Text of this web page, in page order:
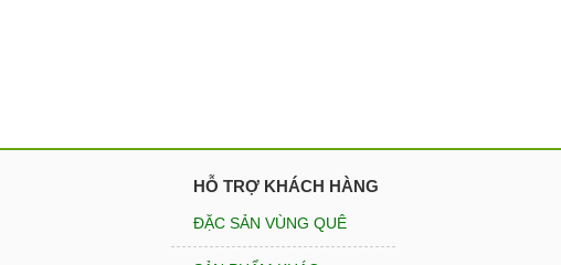
HỖ TRỢ KHÁCH HÀNG
ĐẶC SẢN VÙNG QUÊ